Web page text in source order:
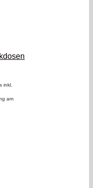
inkl.
am